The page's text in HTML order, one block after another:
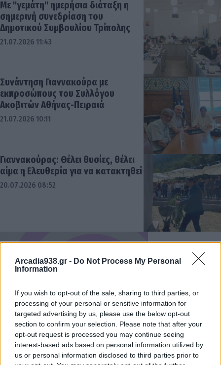
Arcadia938.gr - Do Not Process My Personal
Information
If you wish to opt-out of the sale, sharing to third parties, or
processing of your personal or sensitive information for
targeted advertising by us, please use the below opt-out
section to confirm your selection. Please note that after your
opt-out request is processed you may continue seeing
interest-based ads based on personal information utilized by
us or personal information disclosed to third parties prior to
Με "γεμάτη" ημερήσια διάταξη η
σημερινή συνεδρίαση του
Δημοτικού Συμβουλίου Τρίπολης
21.07.2026 11:43
Συνάντηση Γιαννακούρα με
εκπροσώπους του Συλλόγου
Ακοβιτών Αθήνας-Πειραιά
21.07.2026 10:11
Γιαννακούρας: Θέλει θυσίες, θέλει
αίμα η Ελευθερία για να κατακτηθεί
20.07.2026 08:52
Την Κυριακή 26 Ιουλίου η εκδήλωση